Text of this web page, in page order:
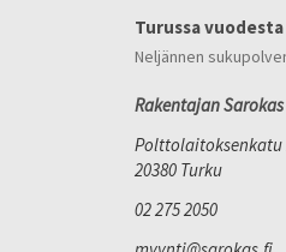
Turussa vuodesta
Neljännen
Rakentajan
Polttolaitoksenkatu
20380 Turku
02 275 2050